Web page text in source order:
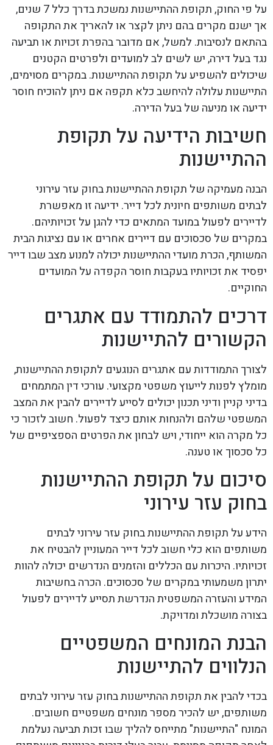
על פי החוק, תקופת ההתיישנות נמשכת בדרך כלל 7 שנים,
אך ישנם מקרים בהם ניתן לקצר או להאריך את התקופה
בהתאם לנסיבות. למשל, אם מדובר בהפרת זכויות או תביעה
נגד בעל דירה, יש לשים לב למועדים ולפרטים הקטנים
שיכולים להשפיע על תקופת ההתיישנות. במקרים מסוימים,
התיישנות עלולה להיחשב כלא תקפה אם ניתן להוכיח חוסר
ידיעה או מניעה של בעל הדירה.
חשיבות הידיעה על תקופת
ההתיישנות
הבנה מעמיקה של תקופת ההתיישנות בחוק עזר עירוני
לבתים משותפים חיונית לכל דייר. ידיעה זו מאפשרת
לדיירים לפעול במועד המתאים כדי להגן על זכויותיהם.
במקרים של סכסוכים עם דיירים אחרים או עם נציגות הבית
המשותף, הכרת מועדי ההתיישנות יכולה למנוע מצב שבו דייר
יפסיד את זכויותיו בעקבות חוסר הקפדה על המועדים
החוקיים.
דרכים להתמודד עם אתגרים
הקשורים להתיישנות
לצורך התמודדות עם אתגרים הנוגעים לתקופת ההתיישנות,
מומלץ לפנות לייעוץ משפטי מקצועי. עורכי דין המתמחים
בדיני קניין ודיני תכנון יכולים לסייע לדיירים להבין את המצב
המשפטי שלהם ולהנחות אותם כיצד לפעול. חשוב לזכור כי
כל מקרה הוא ייחודי, ויש לבחון את הפרטים הספציפיים של
כל סכסוך או טענה.
סיכום על תקופת ההתיישנות
בחוק עזר עירוני
הידע על תקופת ההתיישנות בחוק עזר עירוני לבתים
משותפים הוא כלי חשוב לכל דייר המעוניין להבטיח את
זכויותיו. היכרות עם הכללים והזמנים הנדרשים יכולה להוות
יתרון משמעותי במקרים של סכסוכים. הכרה בחשיבות
המידע והעזרה המשפטית הנדרשת תסייע לדיירים לפעול
בצורה מושכלת ומדויקת.
הבנת המונחים המשפטיים
הנלווים להתיישנות
בכדי להבין את תקופת ההתיישנות בחוק עזר עירוני לבתים
משותפים, יש להכיר מספר מונחים משפטיים חשובים.
המונח "התיישנות" מתייחס להליך שבו זכות תביעה נעלמת